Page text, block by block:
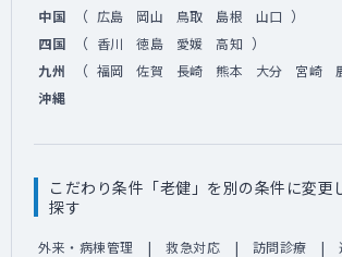
中国 （ 広島 岡山 鳥取 島根 山口 ）
四国 （ 香川 徳島 愛媛 高知 ）
九州 （ 福岡 佐賀 長崎 熊本 大分 宮崎
沖縄
こだわり条件「老健」を別の条件に変更
探す
外来・病棟管理 救急対応 訪問診療